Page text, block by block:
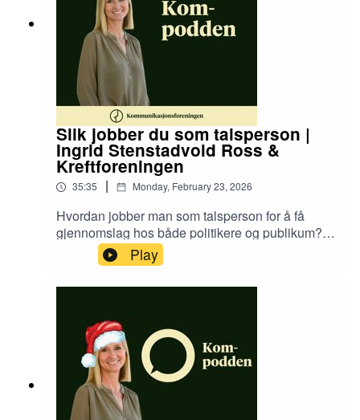
Slik jobber du som talsperson |
Ingrid Stenstadvold Ross &
Kreftforeningen
35:35 | Monday, February 23, 2026
Hvordan jobber man som talsperson for å få
gjennomslag hos både politikere og publikum? I
denne episoden møter vi vinneren av Årets
talsperson på Den store kommunikasjonsprisen,
Ingrid Stenstadvold Ross, generalsekretær i
jobber for å sette kreftsaken på dagsorden, og
arbeidet som krever at man tar stort hensyn til
hvem man snakker med og til
Play